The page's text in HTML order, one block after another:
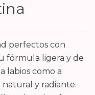
perfectos con
fórmula ligera y de
labios como a
y radiante.